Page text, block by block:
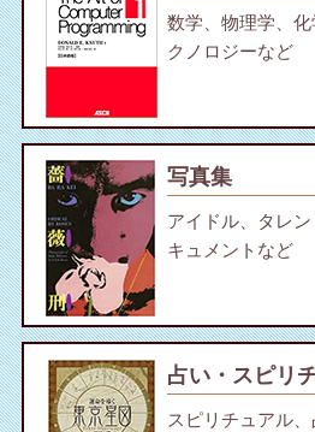
数学、物理学、
クノロジーなど
写真集
アイドル、タレ
キュメントなど
占い・スピリ
スピリチュアル